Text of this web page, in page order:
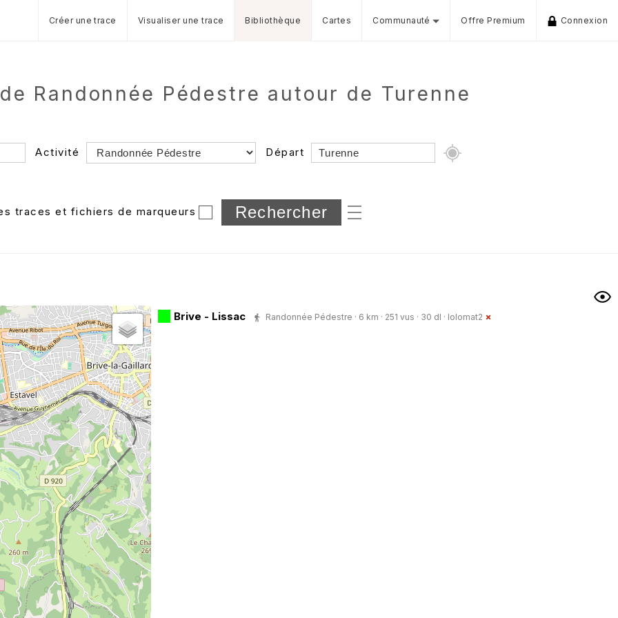
Créer une trace Visualiser une trace Bibliothèque Cartes Communauté Offre Premium Connexion
Randonnée Pédestre autour de Turenne
Activité Départ
Dossier
et sous-dossiers
traces et fichiers de marqueurs
Brive - Lissac Randonnée Pédestre · 6 km · 251 vus · 30 dl · lolomat2